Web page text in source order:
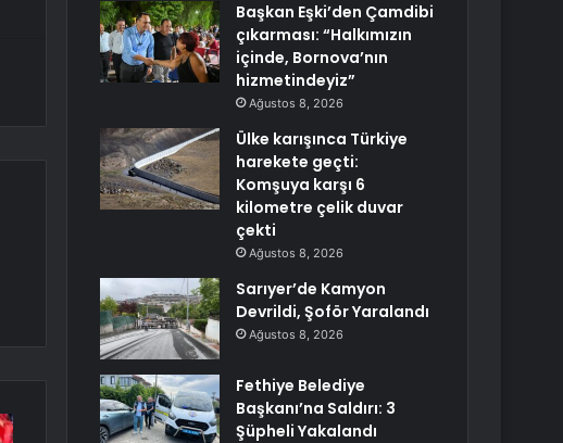
Başkan Eşki’den Çamdibi
çıkarması: “Halkımızın
içinde, Bornova’nın
hizmetindeyiz”
Ağustos 8, 2026
Ülke karışınca Türkiye
harekete geçti:
Komşuya karşı 6
kilometre çelik duvar
çekti
Ağustos 8, 2026
Sarıyer’de Kamyon
Devrildi, Şoför Yaralandı
Ağustos 8, 2026
Fethiye Belediye
Başkanı’na Saldırı: 3
Şüpheli Yakalandı